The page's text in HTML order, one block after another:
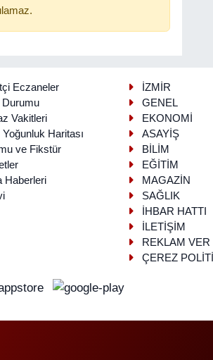
Eczaneler
Durumu
Vakitleri
Haritası
ve Fikstür
Haberleri
İZMİR
GENEL
EKONOMİ
ASAYİŞ
BİLİM
EĞİTİM
MAGAZİN
SAĞLIK
İHBAR HATTI
İLETİŞİM
REKLAM VER
ÇEREZ